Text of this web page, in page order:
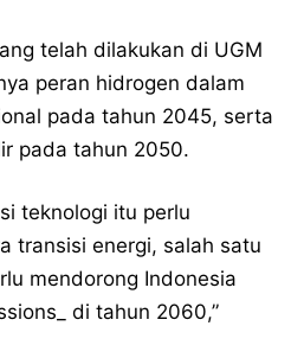
telah dilakukan di UGM
peran hidrogen dalam
pada tahun 2045, serta
pada tahun 2050.
teknologi itu perlu
transisi energi, salah satu
mendorong Indonesia
di tahun 2060,”